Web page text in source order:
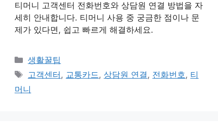
티머니 고객센터 전화번호와 상담원 연결 방법을 자
세히 안내합니다. 티머니 사용 중 궁금한 점이나 문
제가 있다면, 쉽고 빠르게 해결하세요.
카
테
리
생활꿀팁
태
그
고객센터 , 교통카드, 상담원 연결 , 전화번호, 티
머니